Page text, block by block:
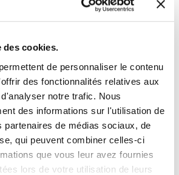
des cookies.
de personnaliser le contenu
des fonctionnalités relatives aux
notre trafic. Nous
des informations sur l'utilisation de
partenaires de médias sociaux, de
qui peuvent combiner celles-ci
que vous leur avez fournies
lors de votre utilisation de leurs
:
Jean François CROUAU
LA VIE INTIME DES
POILUS